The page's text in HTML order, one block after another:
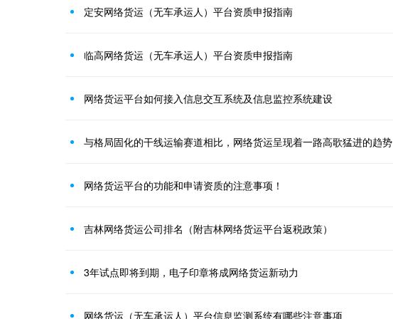
定安网络货运（无车承运人）平台资质申报指南
临高网络货运（无车承运人）平台资质申报指南
网络货运平台如何接入信息交互系统及信息监控系统建设
与格局固化的干线运输赛道相比，网络货运呈现着一路高歌猛进的趋势
网络货运平台的功能和申请资质的注意事项！
吉林网络货运公司排名（附吉林网络货运平台返税政策）
3年试点即将到期，电子印章将成网络货运新动力
网络货运（无车承运人）平台信息监测系统有哪些注意事项